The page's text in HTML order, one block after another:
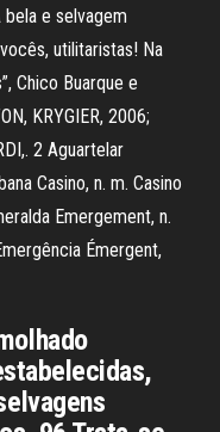
bela e selvagem
utilitaristas! Na
Chico Buarque e
KRYGIER, 2006;
2 Aguartelar
Casino, n. m. Casino
Emergement, n.
Émergent,